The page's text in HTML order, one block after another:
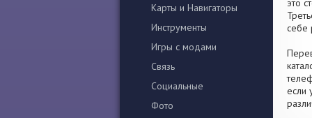
Карты и Навигаторы
Инструменты
Игры с модами
Связь
Социальные
Фото
это
себе
если